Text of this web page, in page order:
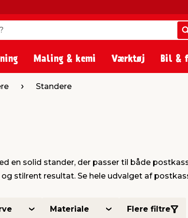
Maling & kemi Værktøj Bil &
Standere
en solid stander, der passer til både
stilrent resultat. Se hele udvalget af
Materiale Flere filtre